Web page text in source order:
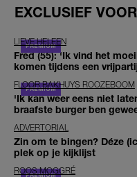
EXCLUSIEF
LIEVE HELEEN
Fred (55): 'Ik vind het
komen tijdens een
FLOOR BAKHUYS ROOZEBOOM
'Ik kan weer eens niet
braafste burger ben
ADVERTORIAL
Zin om te bingen? Déze
plek op je kijklijst
ROOS MOGGRÉ